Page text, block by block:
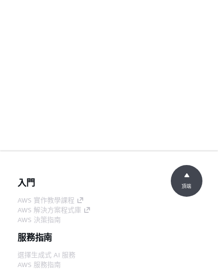
入門
AWS 實作教學課程
AWS 解決方案程式庫
AWS 決策指南
服務指南
選擇生成式 AI 服務
AWS 服務指南
頂端